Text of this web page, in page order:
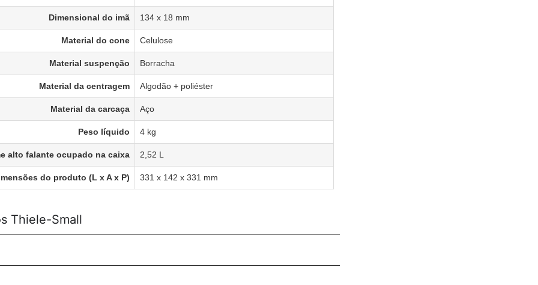
Dimensional do imã 134 x 18 mm
Material do cone Celulose
Material suspenção Borracha
Material da centragem Algodão + poliéster
Material da carcaça Aço
Peso líquido 4 kg
alto falante ocupado na caixa 2,52 L
do produto (L x A x P) 331 x 142 x 331 mm
Thiele-Small